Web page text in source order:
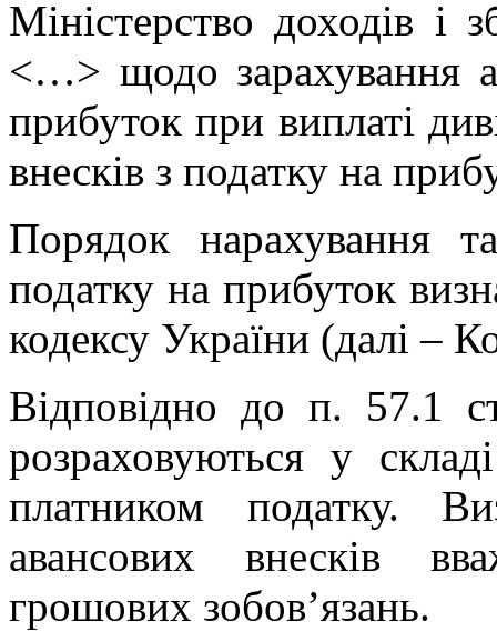
Міністерство доходів і
<…> щодо зарахування
прибуток при виплаті
внесків з податку на
Порядок нарахування
податку на прибуток
кодексу України (далі –
Відповідно до п. 57.1
розраховуються у
платником податку.
авансових внесків
грошових зобов’язань.